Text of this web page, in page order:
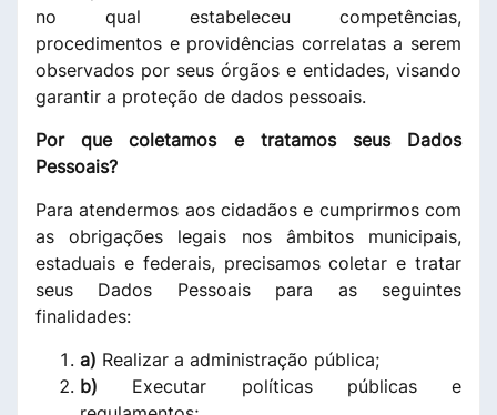
no qual estabeleceu competências,
procedimentos e providências correlatas a serem
observados por seus órgãos e entidades, visando
garantir a proteção de dados pessoais.
Por que coletamos e tratamos seus Dados
Pessoais?
Para atendermos aos cidadãos e cumprirmos com
as obrigações legais nos âmbitos municipais,
estaduais e federais, precisamos coletar e tratar
seus Dados Pessoais para as seguintes
finalidades:
a) Realizar a administração pública;
b) Executar políticas públicas e